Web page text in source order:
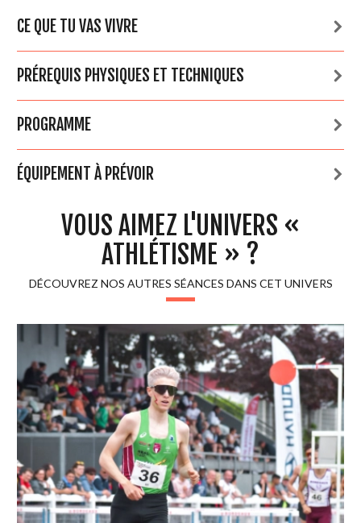
CE QUE TU VAS VIVRE
PRÉREQUIS PHYSIQUES ET TECHNIQUES
PROGRAMME
ÉQUIPEMENT À PRÉVOIR
VOUS AIMEZ L'UNIVERS «
ATHLÉTISME » ?
DÉCOUVREZ NOS AUTRES SÉANCES DANS CET UNIVERS